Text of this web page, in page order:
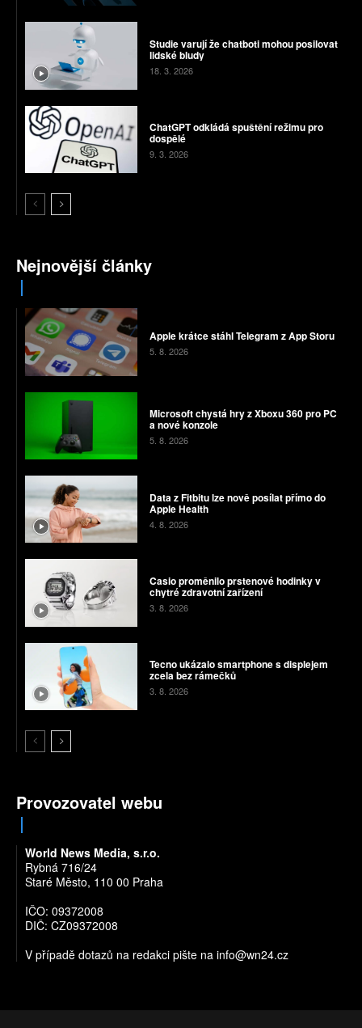
Studie varují že chatboti mohou posilovat
lidské bludy
18. 3. 2026
ChatGPT odkládá spuštění režimu pro
dospělé
9. 3. 2026
Nejnovější články
Apple krátce stáhl Telegram z App Storu
5. 8. 2026
Microsoft chystá hry z Xboxu 360 pro PC
a nové konzole
5. 8. 2026
Data z Fitbitu lze nově posílat přímo do
Apple Health
4. 8. 2026
Casio proměnilo prstenové hodinky v
chytré zdravotní zařízení
3. 8. 2026
Tecno ukázalo smartphone s displejem
zcela bez rámečků
3. 8. 2026
Provozovatel webu
World News Media, s.r.o.
Rybná 716/24
Staré Město, 110 00 Praha
IČO: 09372008
DIČ: CZ09372008
V případě dotazů na redakci pište na info@wn24.cz